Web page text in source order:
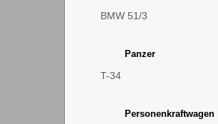
BMW 51/3
Panzer
T-34
Personenkraftwagen